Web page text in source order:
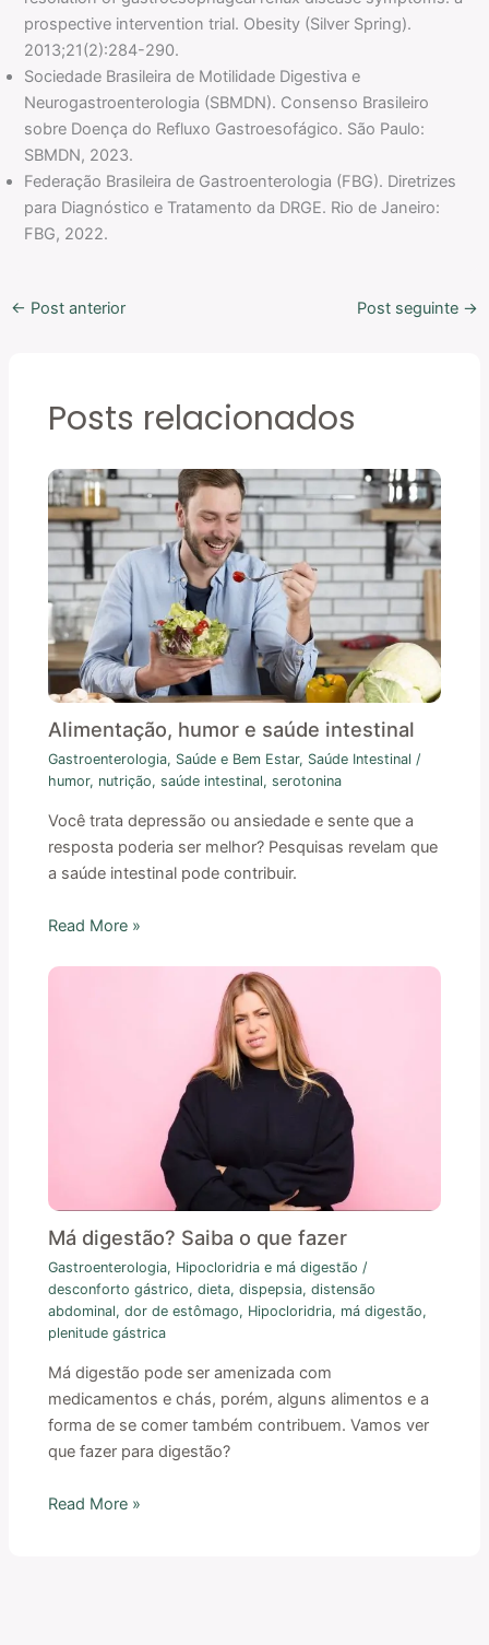
prospective intervention trial. Obesity (Silver Spring).
2013;21(2):284-290.
Sociedade Brasileira de Motilidade Digestiva e
Neurogastroenterologia (SBMDN). Consenso Brasileiro
sobre Doença do Refluxo Gastroesofágico. São Paulo:
SBMDN, 2023.
Federação Brasileira de Gastroenterologia (FBG). Diretrizes
para Diagnóstico e Tratamento da DRGE. Rio de Janeiro:
FBG, 2022.
← Post anterior Post seguinte →
Posts relacionados
Alimentação, humor e saúde intestinal
Gastroenterologia, Saúde e Bem Estar, Saúde Intestinal /
humor, nutrição,saúde intestinal,serotonina
Você trata depressão ou ansiedade e sente que a
resposta poderia ser melhor? Pesquisas revelam que
a saúde intestinal pode contribuir.
Read More »
Má digestão? Saiba o que fazer
Gastroenterologia, Hipocloridria e má digestão /
desconforto gástrico,dieta,dispepsia,distensão
abdominal,dor de estômago, Hipocloridria, má digestão,
plenitude gástrica
Má digestão pode ser amenizada com
medicamentos e chás, porém, alguns alimentos e a
forma de se comer também contribuem. Vamos ver
que fazer para digestão?
Read More »